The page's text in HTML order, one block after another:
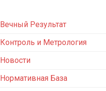
Вечный Результат
Контроль и Метрология
Новости
Нормативная База